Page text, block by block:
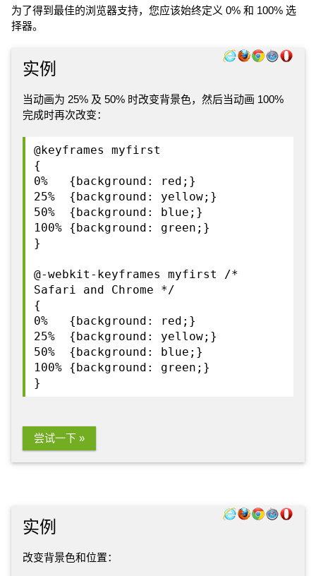
为了得到最佳的浏览器支持，您应该始终定义 0% 和 100% 选
择器。
实例
当动画为 25% 及 50% 时改变背景色，然后当动画 100%
完成时再次改变：
@keyframes myfirst
{
0% {background: red;}
25% {background: yellow;}
50% {background: blue;}
100% {background: green;}
}
@-webkit-keyframes myfirst /*
Safari and Chrome */
{
0% {background: red;}
25% {background: yellow;}
50% {background: blue;}
100% {background: green;}
}
尝试一下 »
实例
改变背景色和位置：